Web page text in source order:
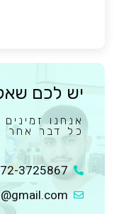
יש לכם
אנחנו
כל דבר אחר
3725867